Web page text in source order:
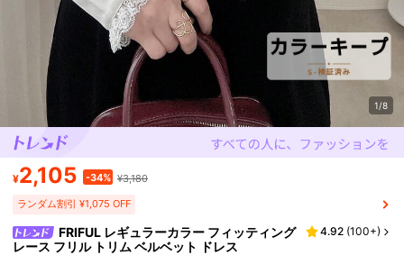
1/8
¥2,105 -34% ¥3,180
ランダム割引 ¥1,075 OFF
FRIFUL レギュラーカラー フィッティング
レース フリル トリム ベルベット ドレス
4.92 (100+)